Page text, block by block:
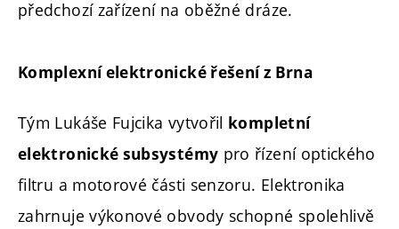
předchozí zařízení na oběžné dráze.
Komplexní elektronické řešení z Brna
Tým Lukáše Fujcika vytvořil kompletní
elektronické subsystémy pro řízení optického
filtru a motorové části senzoru. Elektronika
zahrnuje výkonové obvody schopné spolehlivě